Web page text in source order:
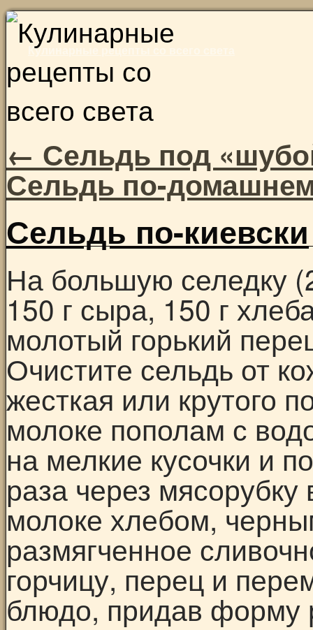
Кулинарные рецепты со всего света
Skip
content
← Сельдь под
Сельдь по-
Сельдь по-киевски
На большую селедку
150 г сыра, 150 г
молотый горький
Очистите сельдь от
жесткая или крутого
молоке пополам с
на мелкие кусочки и
раза через
молоке хлебом,
размягченное
горчицу, перец и
блюдо, придав